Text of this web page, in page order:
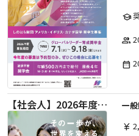
school
group
date_range
【社会人】2026年度 しのはら財団 アメリカ・イギリス・カナダ英語留学奨学金
currency_yen